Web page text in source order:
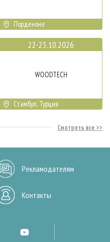
Порденоне
22-25.10.2026
WOODTECH
Стамбул, Турция
Смотреть все
Рекламодателям
Контакты